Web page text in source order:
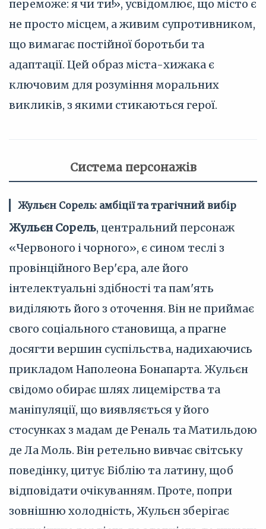
переможе: я чи ти!», усвідомлює, що місто є
не просто місцем, а живим супротивником,
що вимагає постійної боротьби та
адаптації. Цей образ міста-хижака є
ключовим для розуміння моральних
викликів, з якими стикаються герої.
Система персонажів
Жульєн Сорель: амбіції та трагічний вибір
Жульєн Сорель, центральний персонаж
«Червоного і чорного», є сином теслі з
провінційного Вер'єра, але його
інтелектуальні здібності та пам'ять
виділяють його з оточення. Він не приймає
свого соціального становища, а прагне
досягти вершин суспільства, надихаючись
прикладом Наполеона Бонапарта. Жульєн
свідомо обирає шлях лицемірства та
маніпуляції, що виявляється у його
стосунках з мадам де Реналь та Матильдою
де Ла Моль. Він ретельно вивчає світську
поведінку, цитує Біблію та латину, щоб
відповідати очікуванням. Проте, попри
зовнішню холодність, Жульєн зберігає